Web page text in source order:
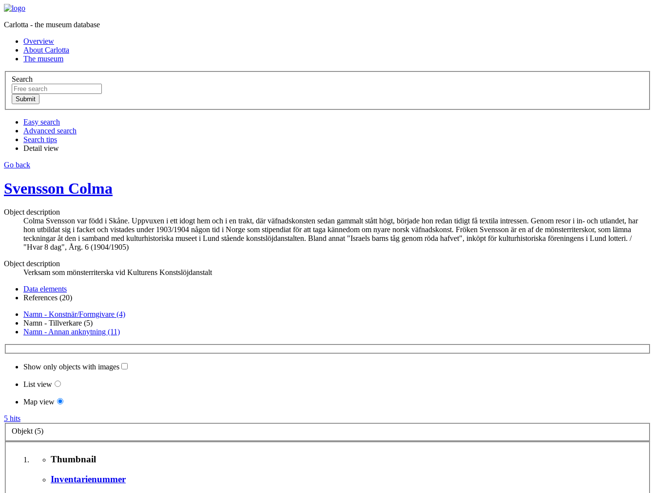
Carlotta - the museum database
Overview
About Carlotta
The museum
Search
Easy search
Advanced search
Search tips
Detail view
Go back
Svensson Colma
Object description
Colma Svensson var född i Skåne. Uppvuxen i ett idogt hem och i en trakt, där väfnadskonsten sedan gammalt stått högt, började hon redan tidigt få textila intressen. Genom resor i in- och utlandet, har
hon utbildat sig i facket och vistades under 1903/1904 någon tid i Norge som stipendiat för att taga kännedom om nyare norsk väfnadskonst. Fröken Svensson är en af de mönsterriterskor, som lämna
teckningar åt den i samband med kulturhistoriska museet i Lund stående konstslöjdanstalten. Bland annat "Israels barns tåg genom röda hafvet", inköpt för kulturhistoriska föreningens i Lund lotteri. /
"Hvar 8 dag", Årg. 6 (1904/1905)
Object description
Verksam som mönsterriterska vid Kulturens Konstslöjdanstalt
Data elements
References (20)
Namn - Konstnär/Formgivare (4)
Namn - Tillverkare (5)
Namn - Annan anknytning (11)
Show only objects with images
List view
Map view
5 hits
Objekt (5)
Thumbnail
Inventarienummer